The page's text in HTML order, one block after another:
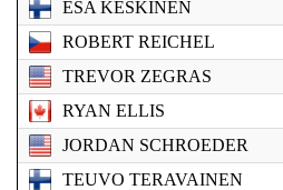
ESA KESKINEN
ROBERT REICHEL
TREVOR ZEGRAS
RYAN ELLIS
JORDAN SCHROEDER
TEUVO TERAVAINEN